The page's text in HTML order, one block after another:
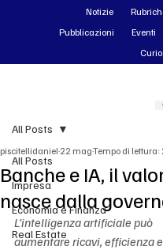
All Posts
Impresa
Economia e Finanza
Real Estate
All Posts
Banche e IA, il
nasce dalla
piscitellidaniel 22 magTempo di lettura:
L’intelligenza artificiale può
aumentare ricavi, efficienza
Notizie
Pubblicazioni
Eventi